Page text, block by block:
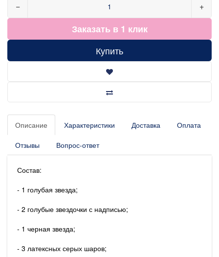
− +
Заказать в 1 клик
Купить
Описание Характеристики Доставка Оплата
Отзывы Вопрос-ответ
Состав:
- 1 голубая звезда;
- 2 голубые звездочки с надписью;
- 1 черная звезда;
- 3 латексных серых шаров;